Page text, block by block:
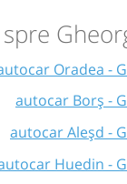
Oradea -
autocar Borș -
autocar Aleșd -
Huedin -